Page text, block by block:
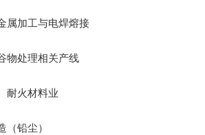
属加工与电焊熔接
物处理相关产线
耐火材料业
（铅尘）